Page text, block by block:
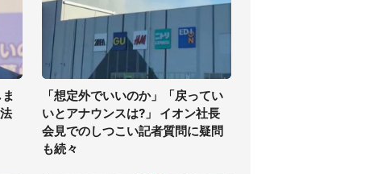
「想定外でいいのか」「戻ってい
いとアナウンスは?」 イオン社長
会見でのしつこい記者質問に疑問
も続々